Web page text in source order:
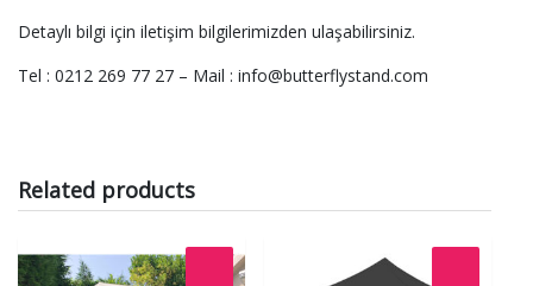
Detaylı bilgi için iletişim bilgilerimizden ulaşabilirsiniz.
Tel : 0212 269 77 27 – Mail : info@butterflystand.com
Related products